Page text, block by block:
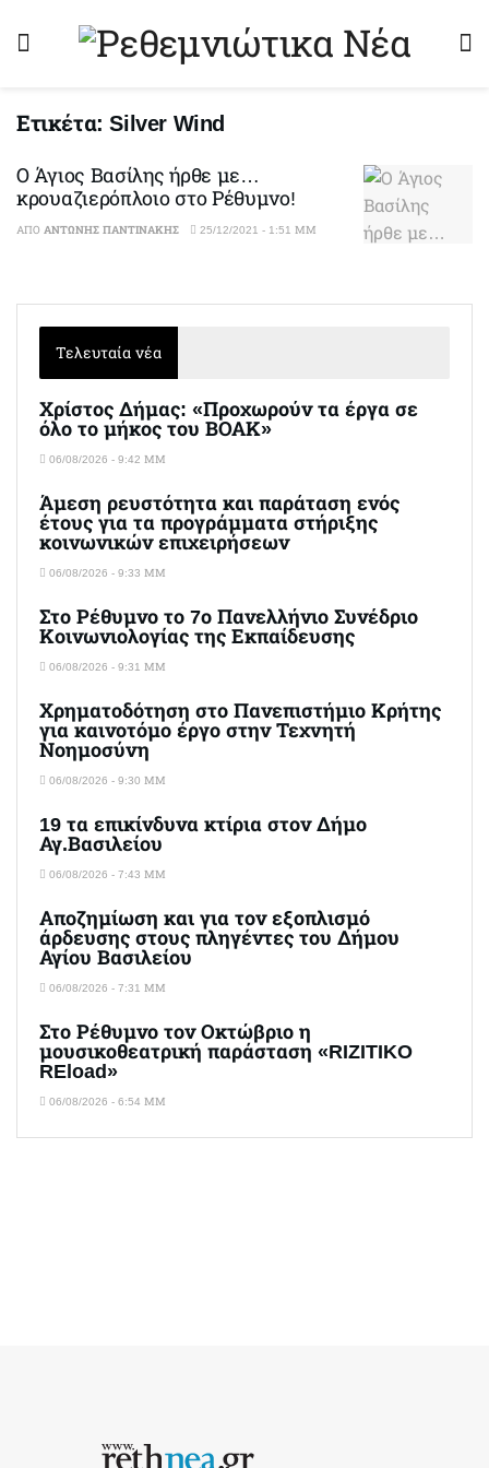
Ετικέτα:Silver Wind
Ο Άγιος Βασίλης ήρθε με…
κρουαζιερόπλοιο στο Ρέθυμνο!
ΑΠΌ ΑΝΤΏΝΗΣ ΠΑΝΤΙΝΆΚΗΣ 25/12/2021 - 1:51 ΜΜ
Τελευταία νέα
Χρίστος Δήμας: «Προχωρούν τα έργα σε
όλο το μήκος του ΒΟΑΚ»
06/08/2026 - 9:42 ΜΜ
Άμεση ρευστότητα και παράταση ενός
έτους για τα προγράμματα στήριξης
κοινωνικών επιχειρήσεων
06/08/2026 - 9:33 ΜΜ
Στο Ρέθυμνο το 7ο Πανελλήνιο Συνέδριο
Κοινωνιολογίας της Εκπαίδευσης
06/08/2026 - 9:31 ΜΜ
Χρηματοδότηση στο Πανεπιστήμιο Κρήτης
για καινοτόμο έργο στην Τεχνητή
Νοημοσύνη
06/08/2026 - 9:30 ΜΜ
19 τα επικίνδυνα κτίρια στον Δήμο
Αγ.Βασιλείου
06/08/2026 - 7:43 ΜΜ
Αποζημίωση και για τον εξοπλισμό
άρδευσης στους πληγέντες του Δήμου
Αγίου Βασιλείου
06/08/2026 - 7:31 ΜΜ
Στο Ρέθυμνο τον Οκτώβριο η
μουσικοθεατρική παράσταση «RIZITIKO
REload»
06/08/2026 - 6:54 ΜΜ